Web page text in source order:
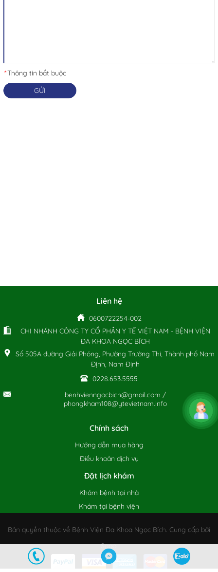
*Thông tin bắt buộc
GỬI
Liên hệ
0600722254-002
CHI NHÁNH CÔNG TY CỔ PHẦN Y TẾ VIỆT NAM - BỆNH VIỆN
ĐA KHOA NGỌC BÍCH
Số 505A đường Giải Phóng, Phường Trường Thi, Thành phố Nam
Định, Nam Định
0228.653.5555
benhvienngocbich@gmail.com /
phongkham108@ytevietnam.info
Chính sách
Hướng dẫn mua hàng
Điều khoản dịch vụ
Đặt lịch khám
Khám bệnh tại nhà
Khám tại bệnh viện
Bản quyền thuộc về Bệnh Viện Đa Khoa Ngọc Bích. Cung cấp bởi
Sapo.